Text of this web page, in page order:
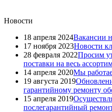
Новости
18 апреля 2024Вакансии
17 ноября 2023Новости
28 февраля 2022Просим
поставки на весь
14 апреля 2020Мы
19 августа 2019
гарантийному ремонту
15 апреля 2019
послегарантийный